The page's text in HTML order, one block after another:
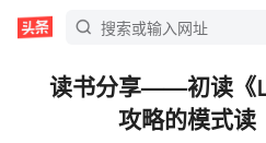
读书分享——初读《
攻略的模式读